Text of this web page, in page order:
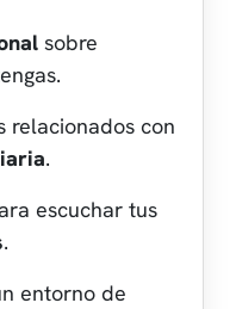
sobre
relacionados con
.
escuchar tus
.
entorno de